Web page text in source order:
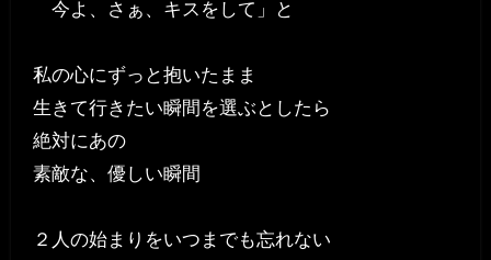
今よ、さぁ、キスをして」と
私の心にずっと抱いたまま
生きて行きたい瞬間を選ぶとしたら
絶対にあの
素敵な、優しい瞬間
２人の始まりをいつまでも忘れない